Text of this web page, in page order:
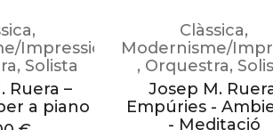
,
Impressionisme
, Solista
Ruera –
a piano
Clàssica,
Modernisme/
, Orquestra,
Josep M.
Empúries -
- Meditació